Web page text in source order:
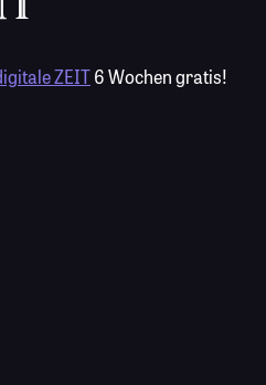
ZEIT6 Wochen gratis!